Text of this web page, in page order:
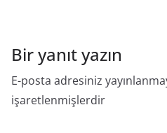
Bir yanıt yazın
E-posta adresiniz
işaretlenmişlerdir